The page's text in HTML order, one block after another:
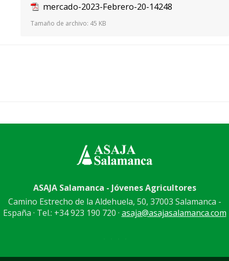
mercado-2023-Febrero-20-14248
Tamaño de archivo: 45 KB
ASAJA Salamanca - Jóvenes Agricultores
Camino Estrecho de la Aldehuela, 50, 37003 Salamanca -
España · Tel.: +34 923 190 720 · asaja@asajasalamanca.com